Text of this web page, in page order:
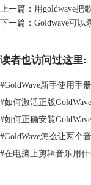
上一篇： 用goldwave把
下一篇： Goldwave可以
读者也访问过这里:
#GoldWave新手使用手册
#如何激活正版
#如何正确安装
#GoldWave怎么让两个
#在电脑上剪辑音乐用